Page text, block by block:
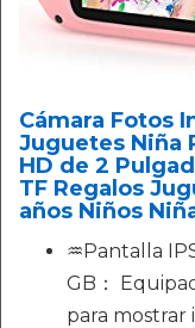
Cámara Fotos
Juguetes Niña
HD de 2
TF Regalos
años Niños
♒Pantalla
GB：
para mostrar